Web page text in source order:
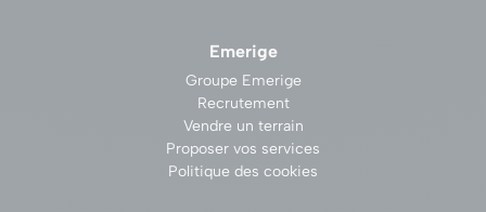
Emerige
Groupe Emerige
Recrutement
Vendre un terrain
Proposer vos services
Politique des cookies